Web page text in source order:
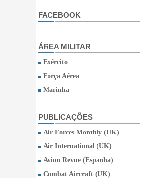
FACEBOOK
ÁREA MILITAR
Exército
Força Aérea
Marinha
PUBLICAÇÕES
Air Forces Monthly (UK)
Air International (UK)
Avion Revue (Espanha)
Combat Aircraft (UK)